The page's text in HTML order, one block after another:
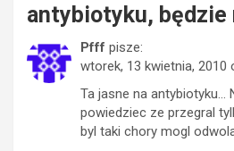
antybiotyku, będzie
Pfff pisze:
wtorek, 13 kwietnia, 2010
Ta jasne na antybiotyku…
powiedziec ze przegral
byl taki chory mogl